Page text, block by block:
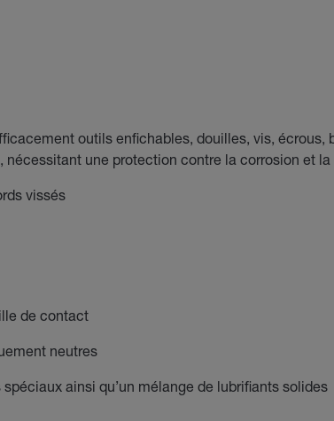
outils enfichables, douilles, vis, écrous,
nécessitant une protection contre la corrosion et
vissés
de contact
neutres
ainsi qu’un mélange de lubrifiants solides